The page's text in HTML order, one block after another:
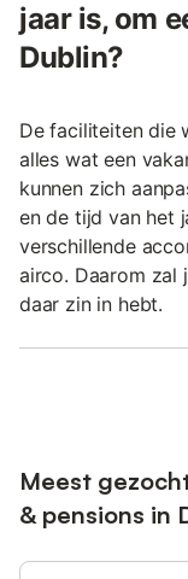
jaar is, om
Dublin?
De faciliteiten die
alles wat een
kunnen zich
en de tijd van het
verschillende
airco. Daarom zal
daar zin in hebt.
Meest
& pensions in